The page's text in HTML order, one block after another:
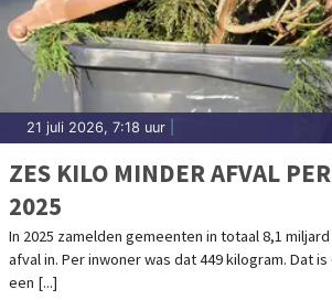
21 juli 2026, 7:18 uur
ZES KILO MINDER AFVAL
2025
In 2025 zamelden gemeenten in totaal 8,1
afval in. Per inwoner was dat 449 kilogram. Dat
een [...]